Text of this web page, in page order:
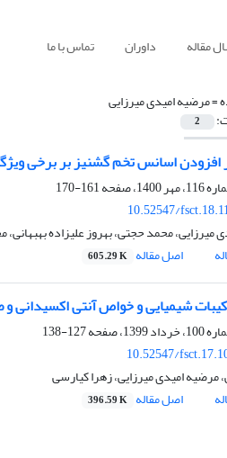
مقاله داوران تماس با ما
=مرضیه امیدی میرزایی
2
افزودن اسانس تخم گشنیز بر برخی
161-170
10.52547/
میرزایی، محمد حجتی، بهروز علیزاده
اصل مقاله 605.29 K
شیمیایی و خواص آنتی اکسیدانی
127-138
10.52547/
امیدی میرزایی، زهرا کیارسی
اصل مقاله 396.59 K